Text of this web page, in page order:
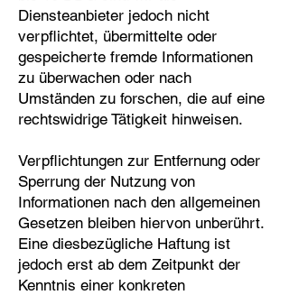
Diensteanbieter jedoch nicht
verpflichtet, übermittelte oder
gespeicherte fremde Informationen
zu überwachen oder nach
Umständen zu forschen, die auf eine
rechtswidrige Tätigkeit hinweisen.
Verpflichtungen zur Entfernung oder
Sperrung der Nutzung von
Informationen nach den allgemeinen
Gesetzen bleiben hiervon unberührt.
Eine diesbezügliche Haftung ist
jedoch erst ab dem Zeitpunkt der
Kenntnis einer konkreten